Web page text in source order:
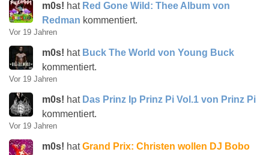
m0s! hat Red Gone Wild: Thee Album von
Redman kommentiert.
Vor 19 Jahren
m0s! hat Buck The World von Young Buck
kommentiert.
Vor 19 Jahren
m0s! hat Das Prinz Ip Prinz Pi Vol.1 von Prinz Pi
kommentiert.
Vor 19 Jahren
m0s! hatGrand Prix: Christen wollen DJ Bobo